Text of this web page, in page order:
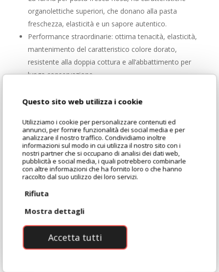
Questo sito web utilizza i cookie
Utilizziamo i cookie per personalizzare contenuti ed
annunci, per fornire funzionalità dei social media e per
analizzare il nostro traffico. Condividiamo inoltre
informazioni sul modo in cui utilizza il nostro sito con i
nostri partner che si occupano di analisi dei dati web,
pubblicità e social media, i quali potrebbero combinarle
con altre informazioni che ha fornito loro o che hanno
raccolto dal suo utilizzo dei loro servizi.
Rifiuta
Mostra dettagli
Accetta tutti
organolettiche superiori, che donano alla pasta
freschezza, elasticità e un sapore autentico.
Performance straordinarie: ottima tenacità, elasticità,
mantenimento del caratteristico colore dorato,
resistente alla doppia cottura e all’abbattimento per
lunga conservazione.
che per paste ripiene, con un impasto sempre
E’ adatta a tutte le lavorazioni: a mano, a macchina e
per piccole o grandi produzioni industriali.
Supporto di consulenti e tecnici esperti pronti ad
affiancarti in ogni momento.